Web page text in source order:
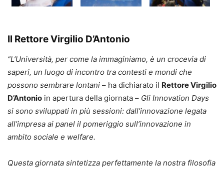
Il Rettore Virgilio D’Antonio
“L’Università, per come la immaginiamo, è un crocevia di
saperi, un luogo di incontro tra contesti e mondi che
possono sembrare lontani – ha dichiarato il Rettore Virgilio
D’Antonio in apertura della giornata – Gli Innovation Days
si sono sviluppati in più sessioni: dall’innovazione legata
all’impresa ai panel il pomeriggio sull’innovazione in
ambito sociale e welfare.
Questa giornata sintetizza perfettamente la nostra filosofia